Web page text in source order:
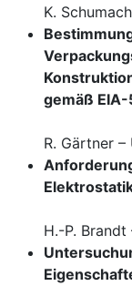
K.
gemäß EIA-
R. Gärtner
H.-P.